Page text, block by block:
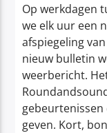
Op werkdagen
we elk uur een
afspiegeling
nieuw bulletin
weerbericht.
geven. Kort,